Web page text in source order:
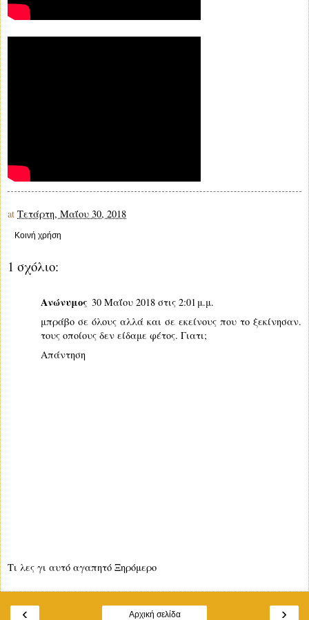
at Τετάρτη, Μαΐου 30, 2018
Κοινή χρήση
1 σχόλιο:
Ανώνυμος 30 Μαΐου 2018 στις 2:01 μ.μ.
μπράβο σε όλους αλλά και σε εκείνους που το ξεκίνησαν.
τους οποίους δεν είδαμε φέτος. Γιατι;
Απάντηση
Τι λες γι αυτό αγαπητό Ξηρόμερο
‹ ›
Αρχική σελίδα